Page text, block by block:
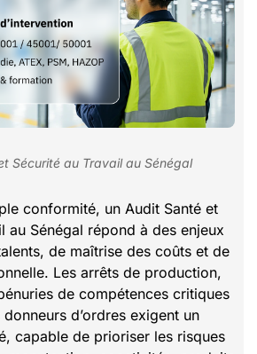
Sécurité au Travail au Sénégal
conformité, un Audit Santé et
au Sénégal répond à des enjeux
de maîtrise des coûts et de
Les arrêts de production,
de compétences critiques
d’ordres exigent un
capable de prioriser les risques